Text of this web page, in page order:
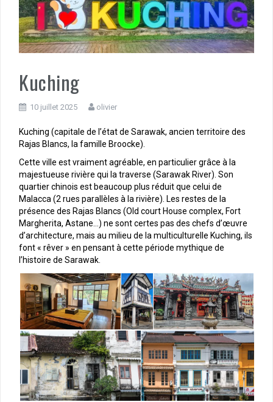
Kuching
10 juillet 2025 olivier
Kuching (capitale de l’état de Sarawak, ancien territoire des
Rajas Blancs, la famille Broocke).
Cette ville est vraiment agréable, en particulier grâce à la
majestueuse rivière qui la traverse (Sarawak River). Son
quartier chinois est beaucoup plus réduit que celui de
Malacca (2 rues parallèles à la rivière). Les restes de la
présence des Rajas Blancs (Old court House complex, Fort
Margherita, Astane…) ne sont certes pas des chefs d’œuvre
d’architecture, mais au milieu de la multiculturelle Kuching, ils
font « rêver » en pensant à cette période mythique de
l’histoire de Sarawak.